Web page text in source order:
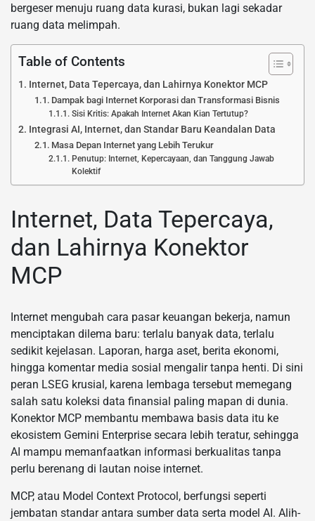
bergeser menuju ruang data kurasi, bukan lagi sekadar
ruang data melimpah.
Table of Contents
Internet, Data Tepercaya, dan Lahirnya Konektor MCP
Dampak bagi Internet Korporasi dan Transformasi Bisnis
Sisi Kritis: Apakah Internet Akan Kian Tertutup?
Integrasi AI, Internet, dan Standar Baru Keandalan Data
Masa Depan Internet yang Lebih Terukur
Penutup: Internet, Kepercayaan, dan Tanggung Jawab
Kolektif
Internet, Data Tepercaya,
dan Lahirnya Konektor
MCP
Internet mengubah cara pasar keuangan bekerja, namun
menciptakan dilema baru: terlalu banyak data, terlalu
sedikit kejelasan. Laporan, harga aset, berita ekonomi,
hingga komentar media sosial mengalir tanpa henti. Di sini
peran LSEG krusial, karena lembaga tersebut memegang
salah satu koleksi data finansial paling mapan di dunia.
Konektor MCP membantu membawa basis data itu ke
ekosistem Gemini Enterprise secara lebih teratur, sehingga
AI mampu memanfaatkan informasi berkualitas tanpa
perlu berenang di lautan noise internet.
MCP, atau Model Context Protocol, berfungsi seperti
jembatan standar antara sumber data serta model AI. Alih-